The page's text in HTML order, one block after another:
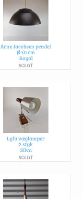
Arne Jacobsen pendel
Ø 50 cm
Royal
SOLGT
Lyfa væglamper
2 styk
Silva
SOLGT